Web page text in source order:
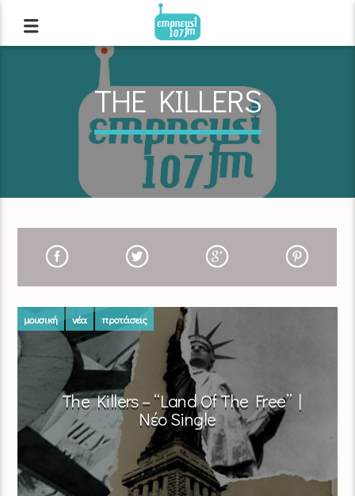
THE KILLERS
μουσική νέα προτάσεις
The Killers – “Land Of The Free” |
Νέο Single